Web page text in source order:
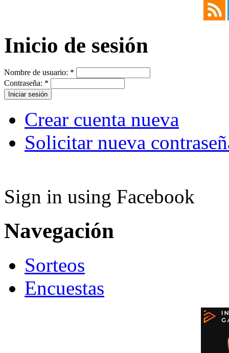
Inicio de sesión
Nombre de usuario: *
Contraseña: *
Crear cuenta nueva
Solicitar nueva
Sign in using Facebook
Navegación
Sorteos
Encuestas